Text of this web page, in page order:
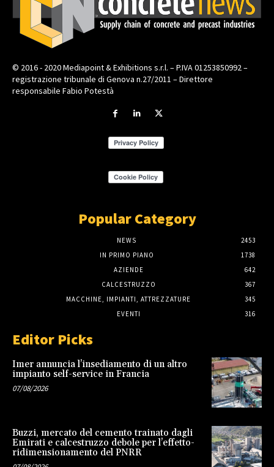
© 2016 - 2020 Mediapoint & Exhibitions s.r.l. – P.IVA 01253850992 –
registrazione tribunale di Genova n.27/2011 – Direttore
responsabile Fabio Potestà
Popular Category
NEWS
2453
IN PRIMO PIANO
1738
AZIENDE
642
CALCESTRUZZO
367
MACCHINE, IMPIANTI, ATTREZZATURE
345
EVENTI
316
Editor Picks
Imer annuncia l’insediamento di un altro
impianto self-service in Francia
07/08/2026
Buzzi, mercato del cemento trainato dagli
Emirati e calcestruzzo debole per l’effetto-
ridimensionamento del PNRR